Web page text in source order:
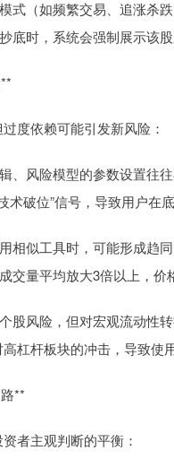
式（如频繁交易、追涨杀
底时，系统会强制展示该
度依赖可能引发新风险：
、风险模型的参数设置往
破位”信号，导致用户在
相似工具时，可能形成趋
交量平均放大3倍以上，价
股风险，但对宏观流动性
杠杆板块的冲击，导致使
**
者主观判断的平衡：